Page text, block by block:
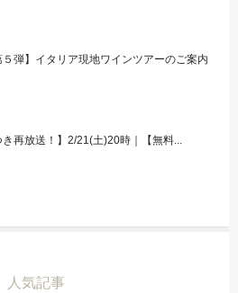
弾】イタリア現地ワインツアーのご案内
き再放送！】2/21(土)20時｜【無料...
人気記事